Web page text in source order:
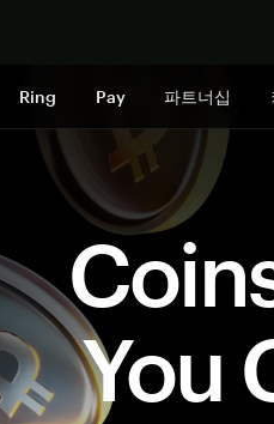
Ring Pay 파트너십
You